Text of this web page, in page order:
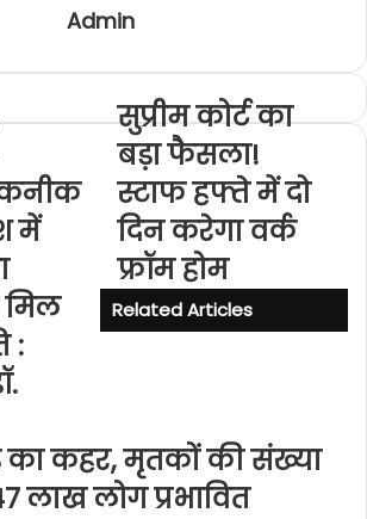
Admin
में
मिल
:
सुप्रीम कोर्ट का
बड़ा फैसला!
स्टाफ हफ्ते में दो
दिन करेगा वर्क
फ्रॉम होम
Related Articles
कहर, मृतकों की संख्या
लाख लोग प्रभावित